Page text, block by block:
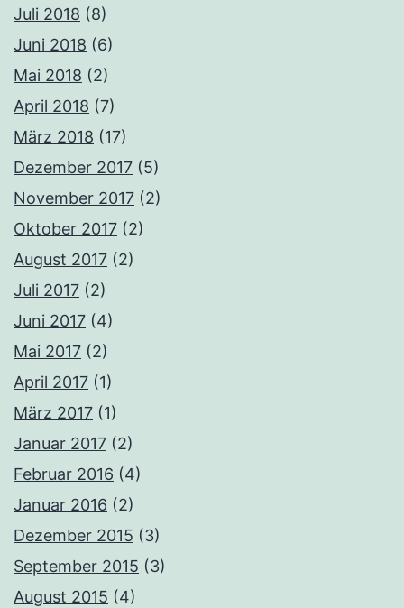
Juli 2018 (8)
Juni 2018 (6)
Mai 2018 (2)
April 2018 (7)
März 2018 (17)
Dezember 2017 (5)
November 2017 (2)
Oktober 2017 (2)
August 2017 (2)
Juli 2017 (2)
Juni 2017 (4)
Mai 2017 (2)
April 2017 (1)
März 2017 (1)
Januar 2017 (2)
Februar 2016 (4)
Januar 2016 (2)
Dezember 2015 (3)
September 2015 (3)
August 2015 (4)